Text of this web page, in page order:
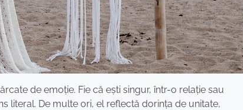
de emoție. Fie că ești singur, într-o relație sau
literal. De multe ori, el reflectă dorința de unitate,